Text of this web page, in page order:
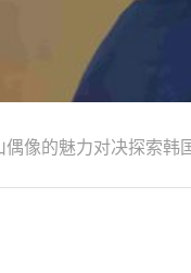
偶像的魅力对决探索韩